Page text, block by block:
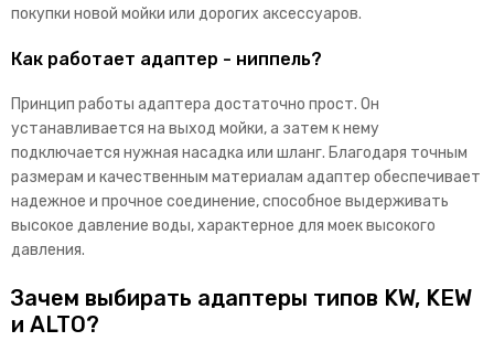
покупки новой мойки или дорогих аксессуаров.
Как работает адаптер - ниппель?
Принцип работы адаптера достаточно прост. Он
устанавливается на выход мойки, а затем к нему
подключается нужная насадка или шланг. Благодаря точным
размерам и качественным материалам адаптер обеспечивает
надежное и прочное соединение, способное выдерживать
высокое давление воды, характерное для моек высокого
давления.
Зачем выбирать адаптеры типов KW, KEW
и ALTO?